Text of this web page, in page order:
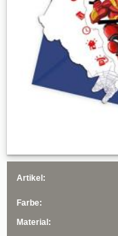
Artikel:
Farbe:
Material: